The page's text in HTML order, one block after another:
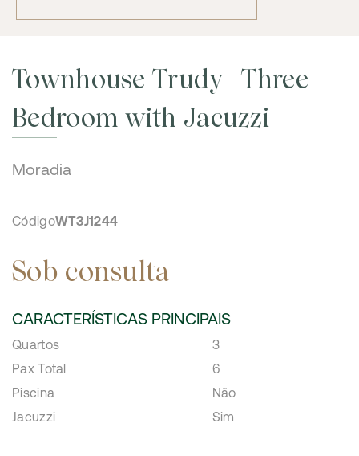
Townhouse Trudy | Three
Bedroom with Jacuzzi
Moradia
CódigoWT3J1244
Sob consulta
CARACTERÍSTICAS PRINCIPAIS
Quartos
3
Pax Total
6
Piscina
Não
Jacuzzi
Sim